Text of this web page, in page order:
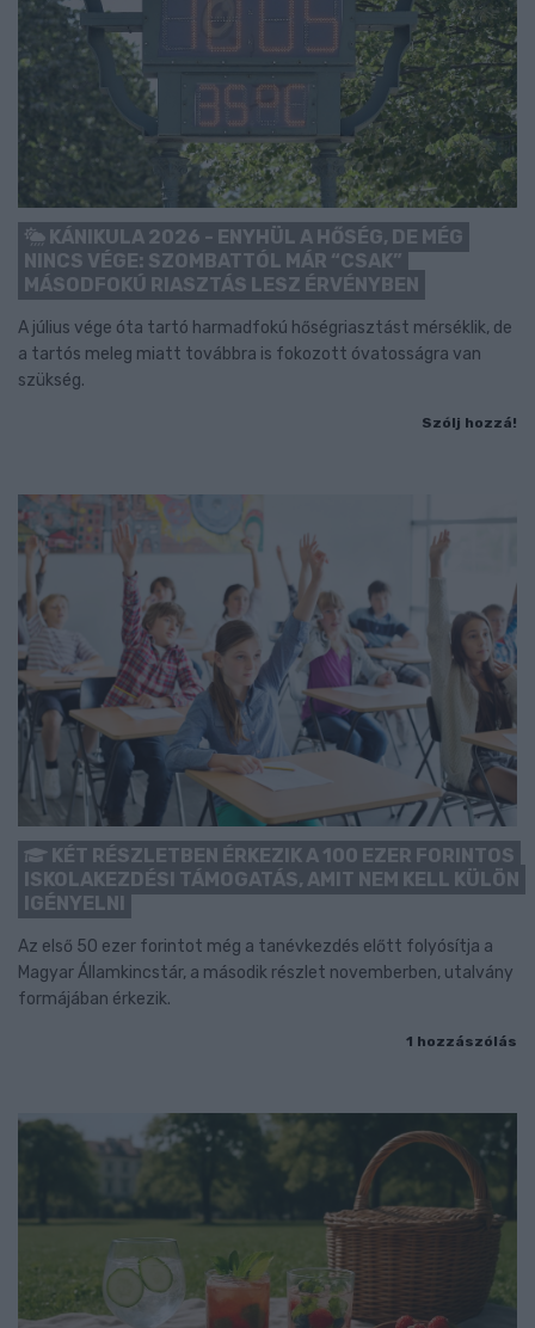
KÁNIKULA 2026 - ENYHÜL A HŐSÉG, DE MÉG
NINCS VÉGE: SZOMBATTÓL MÁR “CSAK”
MÁSODFOKÚ RIASZTÁS LESZ ÉRVÉNYBEN
A július vége óta tartó harmadfokú hőségriasztást mérséklik, de
a tartós meleg miatt továbbra is fokozott óvatosságra van
szükség.
Szólj hozzá!
KÉT RÉSZLETBEN ÉRKEZIK A 100 EZER FORINTOS
ISKOLAKEZDÉSI TÁMOGATÁS, AMIT NEM KELL KÜLÖN
IGÉNYELNI
Az első 50 ezer forintot még a tanévkezdés előtt folyósítja a
Magyar Államkincstár, a második részlet novemberben, utalvány
formájában érkezik.
1 hozzászólás